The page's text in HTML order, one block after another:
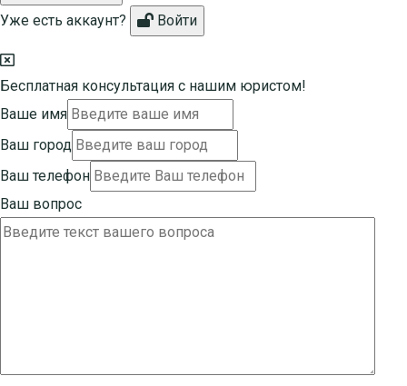
Уже есть аккаунт?
Войти
Бесплатная консультация с нашим юристом!
Ваше имя
Ваш город
Ваш телефон
Ваш вопрос